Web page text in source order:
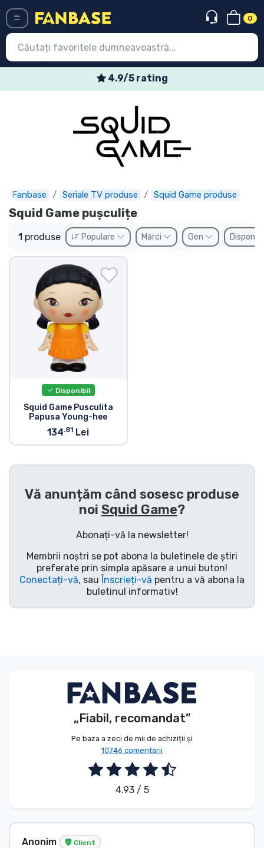
0
4.9/5 rating
Fanbase Seriale TV produse Squid Game produse
Squid Game pușculițe
1 produse Populare Mărci Gen
Disponibil
Squid Game Pusculita
Papusa Young-hee
134.81 Lei
Vă anunțăm când sosesc produse
noi Squid Game?
Abonați-vă la newsletter!
Membrii noștri se pot abona la buletinele de știri
preferate prin simpla apăsare a unui buton!
Conectați-vă, sau Înscrieți-vă pentru a vă abona la
buletinul informativ!
„Fiabil, recomandat”
Pe baza a zeci de mii de achiziții și
10746 comentarii
4.93 / 5
Anonim Client
Expres
Precomenzi
Outlet produse
Transport și plată
Sortare după serie
Sortare după filme
Sortare după desene animate
Sortare după Anime
Sortare după jocuri
Sortare după muzică
Tipuri de produse
Mărci